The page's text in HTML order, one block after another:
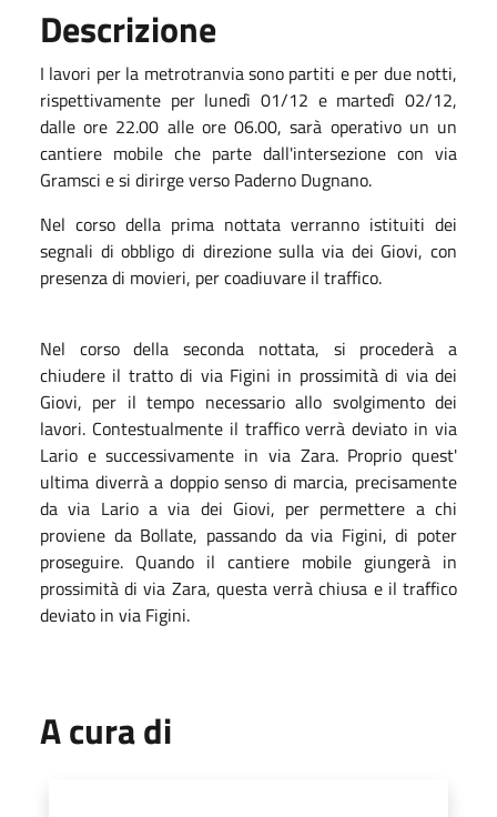
Descrizione
I lavori per la metrotranvia sono partiti e per due notti,
rispettivamente per lunedì 01/12 e martedì 02/12,
dalle ore 22.00 alle ore 06.00, sarà operativo un un
cantiere mobile che parte dall'intersezione con via
Gramsci e si dirirge verso Paderno Dugnano.
Nel corso della prima nottata verranno istituiti dei
segnali di obbligo di direzione sulla via dei Giovi, con
presenza di movieri, per coadiuvare il traffico.
Nel corso della seconda nottata, si procederà a
chiudere il tratto di via Figini in prossimità di via dei
Giovi, per il tempo necessario allo svolgimento dei
lavori. Contestualmente il traffico verrà deviato in via
Lario e successivamente in via Zara. Proprio quest'
ultima diverrà a doppio senso di marcia, precisamente
da via Lario a via dei Giovi, per permettere a chi
proviene da Bollate, passando da via Figini, di poter
proseguire. Quando il cantiere mobile giungerà in
prossimità di via Zara, questa verrà chiusa e il traffico
deviato in via Figini.
A cura di